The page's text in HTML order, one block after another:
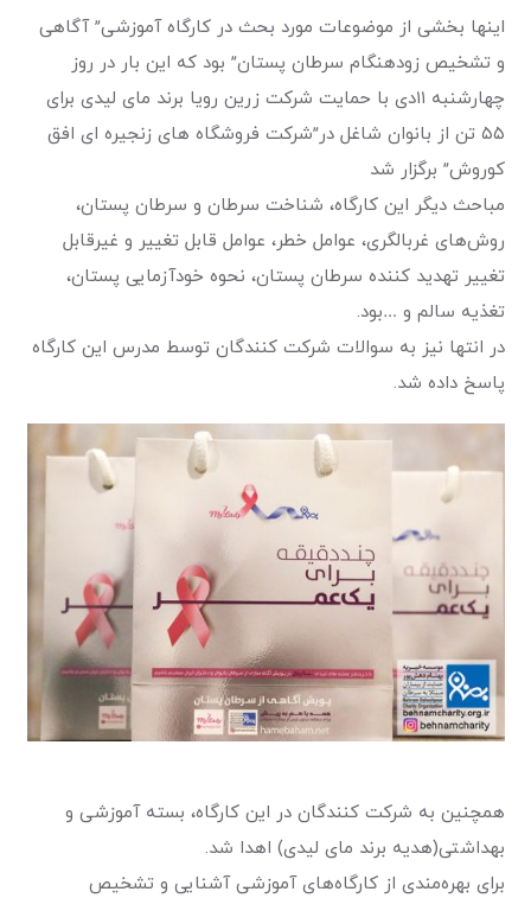
اینها بخشی از موضوعات مورد بحث در کارگاه آموزشی” آگاهی
و تشخیص زودهنگام سرطان پستان” بود که این بار در روز
چهارشنبه ۱۱دی با حمایت شرکت زرین رویا برند مای لیدی برای
۵۵ تن از بانوان شاغل در‌”شرکت فروشگاه های زنجیره ای افق
کوروش” برگزار شد
مباحث دیگر این کارگاه، شناخت سرطان و سرطان پستان،
روش‌های غربالگری، عوامل خطر، عوامل قابل تغییر و غیرقابل
تغییر تهدید کننده سرطان پستان، نحوه خودآزمایی پستان،
تغذیه سالم و …بود.
در انتها نیز به سوالات شرکت کنندگان توسط مدرس این کارگاه
پاسخ داده شد.
همچنین به شرکت کنندگان در این کارگاه، بسته آموزشی و
بهداشتی(هدیه برند مای لیدی) اهدا شد.
برای بهره‌مندی از کارگاه‌های آموزشی آشنایی و تشخیص